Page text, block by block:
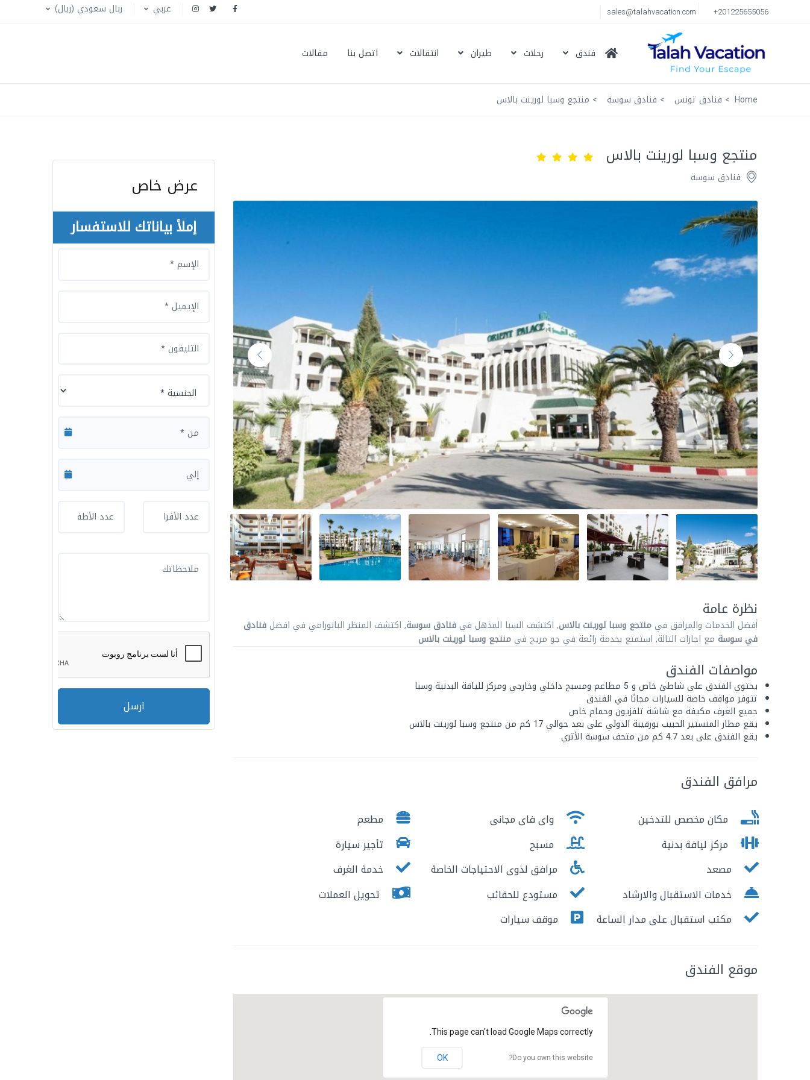
+201225655056
sales@talahvacation.com عربي ربال سعودي (ريال)
فندق رحلات طيران انتقالات اتصل بنا مقالات
Home فنادق تونس فنادق سوسة منتجع وسبا لورينت بالاس
منتجع وسبا لورينت بالاس
فنادق سوسة
نظرة عامة
أفضل الخدمات والمرافق في منتجع وسبا لورينت بالاس, اكتشف السبا المذهل في فنادق سوسة, اكتشف المنظر البانورامي في افضلفنادق
في سوسة مع اجازات التالة, استمتع بخدمة رائعة في جو مريح في منتجع وسبا لورينت بالاس
مواصفات الفندق
يحتوي الفندق على شاطئ خاص و 5 مطاعم ومسبح داخلي وخارجي ومركز للياقة البدنية وسبا
تتوفر مواقف خاصة للسيارات مجانًا في الفندق
جميع الغرف مكيفة مع شاشة تلفزيون وحمام خاص
يقع مطار المنستير الحبيب بورقيبة الدولي على بعد حوالي 17 كم من منتجع وسبا لورينت بالاس
يقع الفندق على بعد 4.7 كم من متحف سوسة الأثري
مرافق الفندق
مكان مخصص للتدخين واى فاى مجانى
مطعم
مركز ليافة بدنية
مسبح
تأجير سيارة
مصعد
مرافق لذوى الاحتياجات الخاصة
خدمة الغرف
خدمات الاستقبال والارشاد
مستودع للحقائب
تحويل العملات
مكتب استقبال على مدار الساعة
موقف سيارات
موقع الفندق
This page can't load Google Maps correctly.
Do you own this website?
OK
عرض خاص
إملأ بياناتك للاستفسار
ارسل